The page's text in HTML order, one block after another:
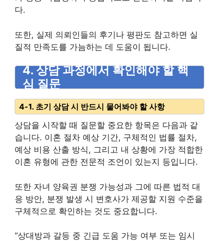
다.
또한, 실제 의뢰인들의 후기나 평판도 참고하면 실
질적 만족도를 가늠하는 데 도움이 됩니다.
4. 상담 과정에서 확인해야 할 핵
심 질문
4-1. 초기 상담 시 반드시 물어봐야 할 사항
상담을 시작할 때 질문할 중요한 항목은 다음과 같
습니다. 이혼 절차 예상 기간, 구체적인 법률 절차,
예상 비용 산출 방식, 그리고 내 상황에 가장 적합한
이혼 유형에 관한 전문적 조언이 있는지 등입니다.
또한 자녀 양육권 분쟁 가능성과 그에 따른 법적 대
응 방안, 분쟁 발생 시 변호사가 제공할 지원 수준을
구체적으로 확인하는 것도 중요합니다.
“상대방과 갈등 중 긴급 도움 가능 여부 또는 임시